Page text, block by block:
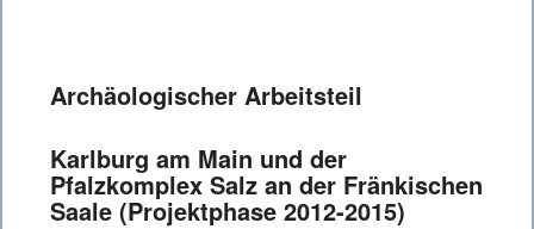
Archäologischer Arbeitsteil
Karlburg am Main und der
Pfalzkomplex Salz an der Fränkischen
Saale (Projektphase 2012-2015)